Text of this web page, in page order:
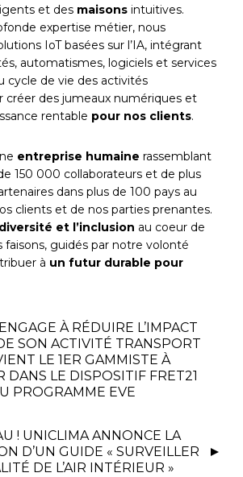
et des maisons intuitives.
expertise métier, nous
IoT basées sur l’IA, intégrant
automatismes, logiciels et services
cycle de vie des activités
créer des jumeaux numériques et
rentable pour nos clients.
entreprise humaine rassemblant
150 000 collaborateurs et de plus
dans plus de 100 pays au
clients et de nos parties prenantes.
et l’inclusion au coeur de
guidés par notre volonté
à un futur durable pour
À RÉDUIRE L’IMPACT
SON ACTIVITÉ TRANSPORT
LE 1ER GAMMISTE À
DANS LE DISPOSITIF FRET21
PROGRAMME EVE
! UNICLIMA ANNONCE LA
D’UN GUIDE « SURVEILLER
DE L’AIR INTÉRIEUR »